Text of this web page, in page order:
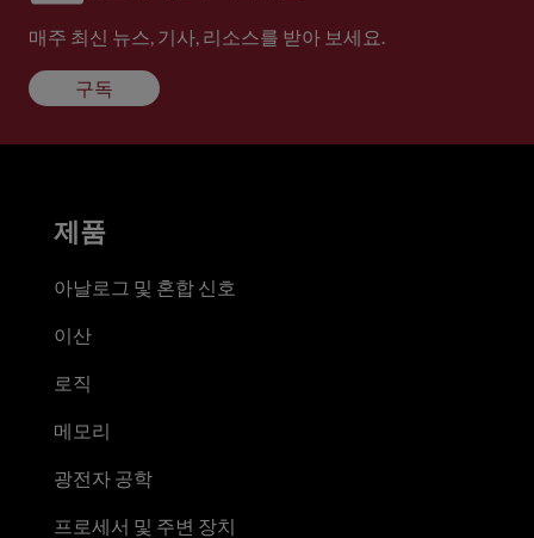
매주 최신 뉴스, 기사, 리소스를 받아 보세요.
구독
제품
아날로그 및 혼합 신호
이산
로직
메모리
광전자 공학
프로세서 및 주변 장치